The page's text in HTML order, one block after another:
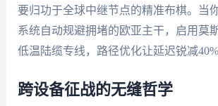
要归功于全球中继节点的精准布棋。当
系统自动规避拥堵的欧亚主干，启用莫
低温陆缆专线，路径优化让延迟锐减40%
跨设备征战的无缝哲学